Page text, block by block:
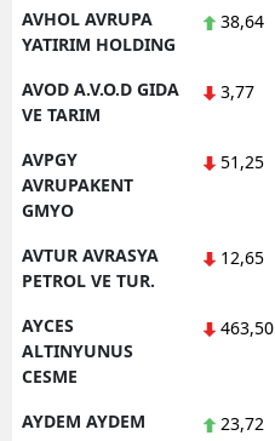
AVHOL AVRUPA
YATIRIM HOLDING
38,64
AVOD A.V.O.D GIDA
VE TARIM
3,77
AVPGY
AVRUPAKENT
GMYO
51,25
AVTUR AVRASYA
PETROL VE TUR.
12,65
AYCES
ALTINYUNUS
CESME
463,50
AYDEM AYDEM
23,72